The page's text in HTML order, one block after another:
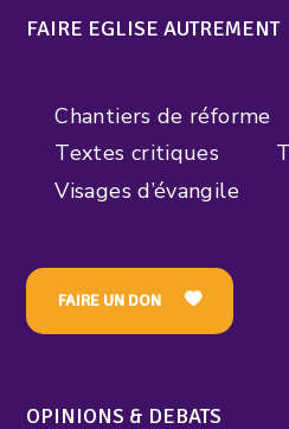
FAIRE EGLISE AUTREMENT
Chantiers de réforme
Textes critiques
Visages d’évangile
FAIRE UN DON
OPINIONS & DEBATS